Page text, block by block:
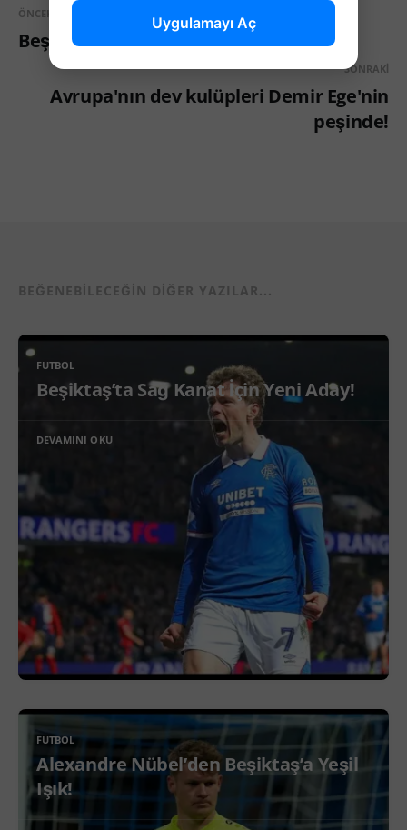
ÖNCEKI
Beşiktaş'ın ilk 11'i belli oldu!
SONRAKI
Avrupa'nın dev kulüpleri Demir Ege'nin
peşinde!
BEĞENEBILECEĞIN DIĞER YAZILAR...
FUTBOL
Beşiktaş’ta Sağ Kanat İçin Yeni Aday!
DEVAMINI OKU
FUTBOL
Alexandre Nübel’den Beşiktaş’a Yeşil
Işık!
Uygulamayı Aç